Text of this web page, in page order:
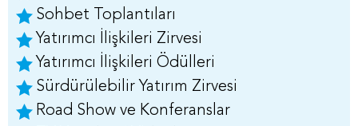
Sohbet Toplantıları
Yatırımcı İlişkileri Zirvesi
Yatırımcı İlişkileri Ödülleri
Sürdürülebilir Yatırım Zirvesi
Road Show ve Konferanslar